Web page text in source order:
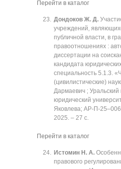
Перейти в каталог
Дондоков Ж. Д.
учреждений,
публичной власти, в
правоотношениях :
диссертации на
кандидата
специальность 5.1.3.
(цивилистические)
Дармаевич ; Уральский
юридический
Яковлева; АР-П-
2025. ‒ 27 с.
Перейти в каталог
Истомин Н. А.
правового